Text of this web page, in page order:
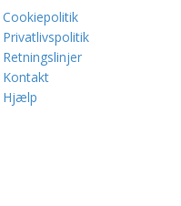
Cookiepolitik
Privatlivspolitik
Retningslinjer
Kontakt
Hjælp